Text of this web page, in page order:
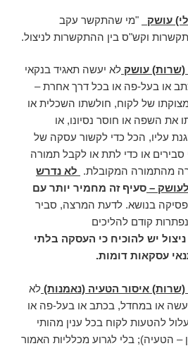
עושק
"מי שהתקשר עקב
וקש"ס בין ההתקשרות לניצול.
עושק לא יעשה תאגיד בנקאי
או בעל-פה או בכל דרך אחרת –
של לקוח, חולשתו השכלית או
את השפה או חוסר נסיונו, או
עליו, הכל כדי לקשור עסקה של
או כדי לתת או לקבל תמורה
מהתמורה המקובלת. לא נדרש
– סעיף זה מחמיר יותר עם
בנושא. לדעת המרצה, סביר
קודם להליכים
יש להוכיח כי העסקה בלתי
עסקאות דומות.
איסור הטעיה (נאמנות) לא
או במחדל, בכתב או בעל-פה או
להטעות לקוח בכל ענין מהותי
– הטעיה); בלי לגרוע מכלליות האמור